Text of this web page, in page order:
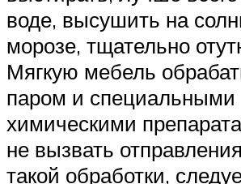
воде, высушить на
морозе, тщательно
Мягкую мебель
паром и специальными
химическими
не вызвать
такой обработки,